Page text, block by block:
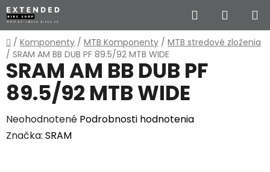
Prejsť
na
obsah
Hľadať
KOŠÍK
Domov
/ Komponenty / MTB Komponenty / MTB stredové zloženia
/ SRAM AM BB DUB PF 89.5/92 MTB WIDE
SRAM AM BB DUB PF
89.5/92 MTB WIDE
Priemerné
hodnotenie
Neohodnotené Podrobnosti hodnotenia
Značka: SRAM